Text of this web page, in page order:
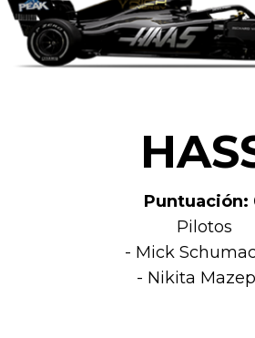
Puntuación:
Pilotos
- Mick
- Nikita